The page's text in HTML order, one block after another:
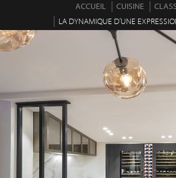
ACCUEIL CUISINE
LA DYNAMIQUE D’UNE